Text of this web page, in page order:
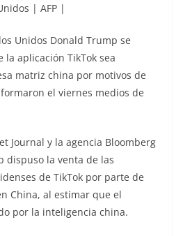
| AFP |
Unidos Donald Trump se
aplicación TikTok sea
matriz china por motivos de
el viernes medios de
Journal y la agencia Bloomberg
dispuso la venta de las
de TikTok por parte de
China, al estimar que el
por la inteligencia china.